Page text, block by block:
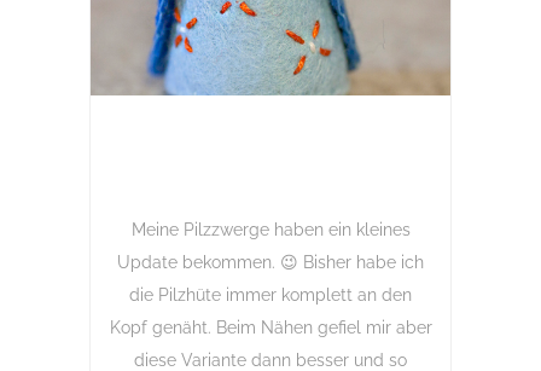
Meine Pilzzwerge haben ein kleines
Update bekommen. 😉 Bisher habe ich
die Pilzhüte immer komplett an den
Kopf genäht. Beim Nähen gefiel mir aber
diese Variante dann besser und so